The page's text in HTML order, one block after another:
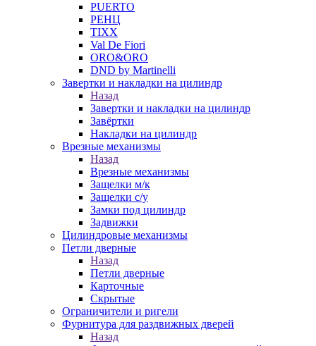
PUERTO
РЕНЦ
TIXX
Val De Fiori
ORO&ORO
DND by Martinelli
Завертки и накладки на цилиндр
Назад
Завертки и накладки на цилиндр
Завёртки
Накладки на цилиндр
Врезные механизмы
Назад
Врезные механизмы
Защелки м/к
Защелки с/у
Замки под цилиндр
Задвижки
Цилиндровые механизмы
Петли дверные
Назад
Петли дверные
Карточные
Скрытые
Ограничители и ригели
Фурнитура для раздвижных дверей
Назад